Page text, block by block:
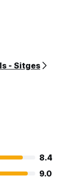
- Sitges
8.4
9.0